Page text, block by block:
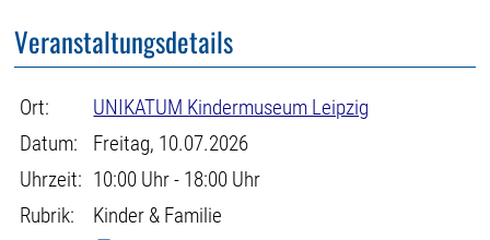
Veranstaltungsdetails
Ort:
UNIKATUM Kindermuseum Leipzig
Datum:
Freitag, 10.07.2026
Uhrzeit: 10:00 Uhr - 18:00 Uhr
Rubrik:
Kinder & Familie